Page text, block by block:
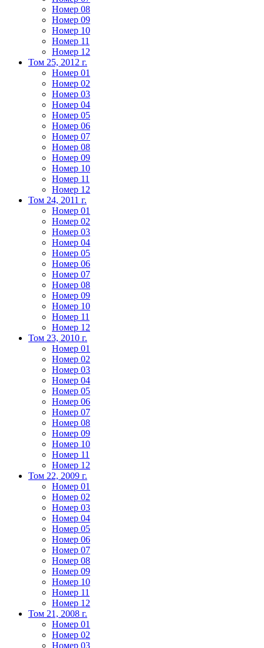
Номер 08
Номер 09
Номер 10
Номер 11
Номер 12
Том 25, 2012 г.
Номер 01
Номер 02
Номер 03
Номер 04
Номер 05
Номер 06
Номер 07
Номер 08
Номер 09
Номер 10
Номер 11
Номер 12
Том 24, 2011 г.
Номер 01
Номер 02
Номер 03
Номер 04
Номер 05
Номер 06
Номер 07
Номер 08
Номер 09
Номер 10
Номер 11
Номер 12
Том 23, 2010 г.
Номер 01
Номер 02
Номер 03
Номер 04
Номер 05
Номер 06
Номер 07
Номер 08
Номер 09
Номер 10
Номер 11
Номер 12
Том 22, 2009 г.
Номер 01
Номер 02
Номер 03
Номер 04
Номер 05
Номер 06
Номер 07
Номер 08
Номер 09
Номер 10
Номер 11
Номер 12
Том 21, 2008 г.
Номер 01
Номер 02
Номер 03